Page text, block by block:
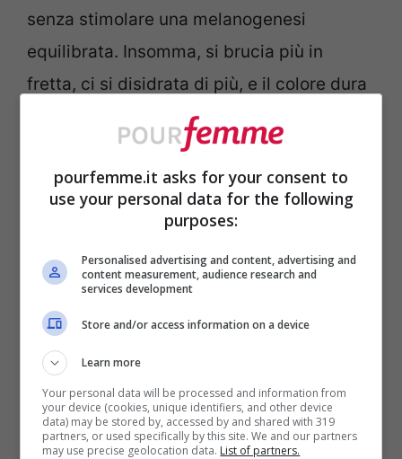
senza stimolare una melanogenesi
equilibrata. Insomma, si brucia più in
fretta, ci si disidrata di più, e il colore dura
Cosa usare invece: creme
solari, oli specifici e un
consiglio per chi ama i
rimedi naturali
La protezione solare efficace si ottiene
solo con prodotti testati, che riportino un
SPF adeguato al proprio fototipo (almeno
30 per le pelli chiare, 50+ per bambini e
persone sensibili). Esistono in commercio
pourfemme.it asks for your consent to
use your personal data for the following
purposes:
Personalised advertising and content, advertising and
content measurement, audience research and
services development
Store and/or access information on a device
Learn more
Your personal data will be processed and information from
your device (cookies, unique identifiers, and other device
data) may be stored by, accessed by and shared with 319
partners, or used specifically by this site. We and our partners
may use precise geolocation data. List of partners.